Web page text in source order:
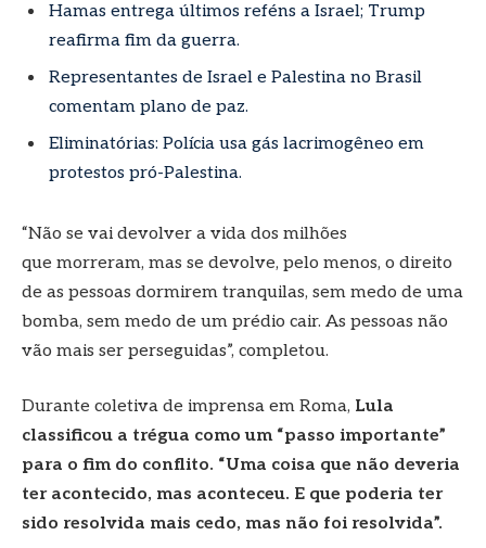
Hamas entrega últimos reféns a Israel; Trump
reafirma fim da guerra.
Representantes de Israel e Palestina no Brasil
comentam plano de paz.
Eliminatórias: Polícia usa gás lacrimogêneo em
protestos pró-Palestina.
“Não se vai devolver a vida dos milhões
que morreram, mas se devolve, pelo menos, o direito
de as pessoas dormirem tranquilas, sem medo de uma
bomba, sem medo de um prédio cair. As pessoas não
vão mais ser perseguidas”, completou.
Durante coletiva de imprensa em Roma, Lula
classificou a trégua como um “passo importante”
para o fim do conflito. “Uma coisa que não deveria
ter acontecido, mas aconteceu. E que poderia ter
sido resolvida mais cedo, mas não foi resolvida”.